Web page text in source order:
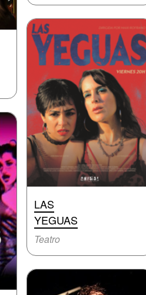
LAS
YEGUAS
Teatro